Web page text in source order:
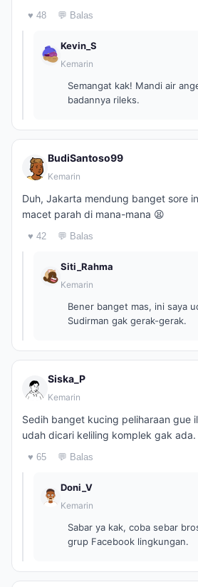
♥ 48 💬 Balas
Kevin_S
Kemarin
Semangat kak! Mandi air
badannya rileks.
BudiSantoso99
Kemarin
Duh, Jakarta mendung banget sore
macet parah di mana-mana 😫
♥ 42 💬 Balas
Siti_Rahma
Kemarin
Bener banget mas, ini saya
Sudirman gak gerak-gerak.
Siska_P
Kemarin
Sedih banget kucing peliharaan gue
udah dicari keliling komplek gak ada.
♥ 65 💬 Balas
Doni_V
Kemarin
Sabar ya kak, coba sebar
grup Facebook lingkungan.